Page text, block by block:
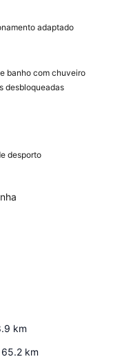
adaptado
banho com chuveiro
desbloqueadas
desporto
km
65.2 km